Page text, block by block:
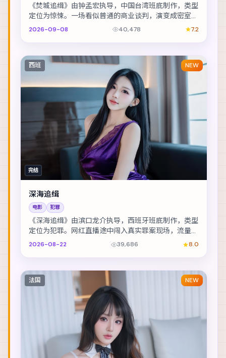
《焚城追缉》由钟孟宏执导，中国台湾班底制作，类型
定位为惊悚。一场看似普通的商业谈判，演变成密室中
的心理博弈。主演包括宋康昊、李光洁、舒淇 等，表...
2026-09-08 40,478 7.2
西班 NEW
完结
深海追缉
电影 犯罪
《深海追缉》由滨口龙介执导，西班牙班底制作，类型
定位为犯罪。网红直播途中闯入真实罪案现场，流量与
良知正面冲突。主演包括提莫西·查拉梅、白宇、张震...
2026-08-22 39,686 8.0
法国 NEW